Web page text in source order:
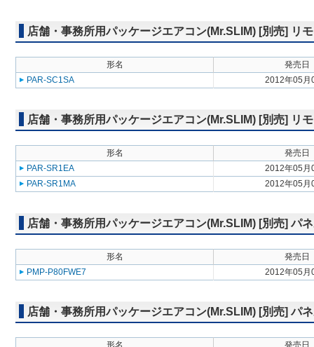
店舗・事務所用パッケージエアコン(Mr.SLIM) [別売] リ
形名
発売日
PAR-SC1SA
2012年05月
店舗・事務所用パッケージエアコン(Mr.SLIM) [別売] リ
形名
発売日
PAR-SR1EA
2012年05月
PAR-SR1MA
2012年05月
店舗・事務所用パッケージエアコン(Mr.SLIM) [別売] パ
形名
発売日
PMP-P80FWE7
2012年05月
店舗・事務所用パッケージエアコン(Mr.SLIM) [別売] パ